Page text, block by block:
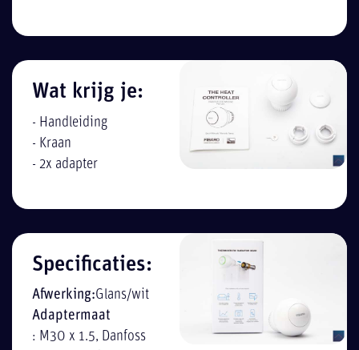
Wat krijg je:
- Handleiding
- Kraan
- 2x adapter
Specificaties:
Afwerking:Glans/wit
Adaptermaat
: M30 x 1.5, Danfoss